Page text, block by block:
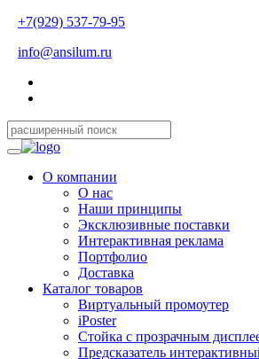
+7(929) 537-79-95
info@ansilum.ru
О компании
О нас
Наши принципы
Эксклюзивные поставки
Интерактивная реклама
Портфолио
Доставка
Каталог товаров
Виртуальный промоутер
iPoster
Стойка с прозрачным
Предсказатель